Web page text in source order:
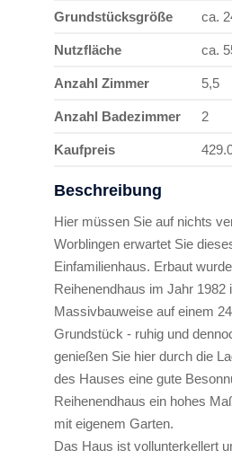
Grundstücksgröße ca.
Nutzfläche ca.
Anzahl Zimmer 5,5
Anzahl Badezimmer 2
Kaufpreis
Beschreibung
Hier müssen Sie auf nichts
Worblingen erwartet Sie
Einfamilienhaus. Erbaut
Reihenendhaus im Jahr 1982
Massivbauweise auf einem
Grundstück - ruhig und
genießen Sie hier durch die
des Hauses eine gute
Reihenendhaus ein hohes
mit eigenem Garten.
Das Haus ist vollunterkellert